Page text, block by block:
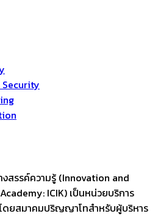
Security
สรรค์ความรู้ (Innovation and
ICIK) เป็นหน่วยบริการ
ดยสมาคมปริญญาโทสำหรับผู้บริหาร